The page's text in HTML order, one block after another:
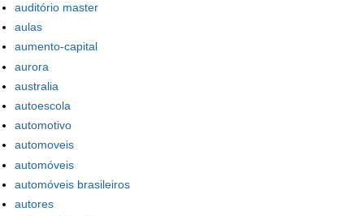
auditório master
aulas
aumento-capital
aurora
australia
autoescola
automotivo
automoveis
automóveis
automóveis brasileiros
autores